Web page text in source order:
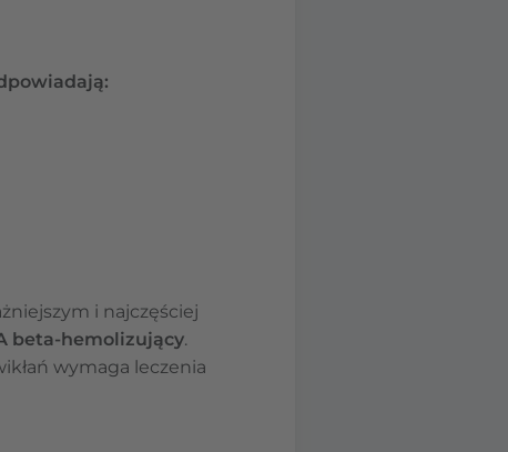
i najczęściej
beta-hemolizujący.
wymaga leczenia